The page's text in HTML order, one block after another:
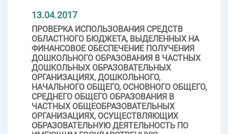
13.04.2017
ПРОВЕРКА ИСПОЛЬЗОВАНИЯ СРЕДСТВ
ОБЛАСТНОГО БЮДЖЕТА, ВЫДЕЛЕННЫХ НА
ФИНАНСОВОЕ ОБЕСПЕЧЕНИЕ ПОЛУЧЕНИЯ
ДОШКОЛЬНОГО ОБРАЗОВАНИЯ В ЧАСТНЫХ
ДОШКОЛЬНЫХ ОБРАЗОВАТЕЛЬНЫХ
ОРГАНИЗАЦИЯХ, ДОШКОЛЬНОГО,
НАЧАЛЬНОГО ОБЩЕГО, ОСНОВНОГО ОБЩЕГО,
СРЕДНЕГО ОБЩЕГО ОБРАЗОВАНИЯ В
ЧАСТНЫХ ОБЩЕОБРАЗОВАТЕЛЬНЫХ
ОРГАНИЗАЦИЯХ, ОСУЩЕСТВЛЯЮЩИХ
ОБРАЗОВАТЕЛЬНУЮ ДЕЯТЕЛЬНОСТЬ ПО